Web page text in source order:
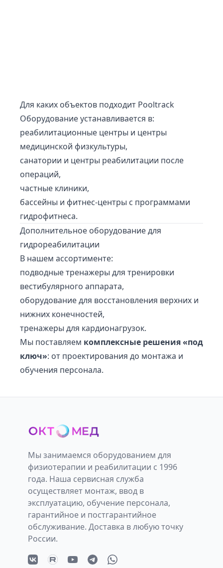
Для каких объектов подходит Pooltrack
Оборудование устанавливается в:
реабилитационные центры и центры
медицинской физкультуры,
санатории и центры реабилитации после
операций,
частные клиники,
бассейны и фитнес-центры с программами
гидрофитнеса.
Дополнительное оборудование для
гидрореабилитации
В нашем ассортименте:
подводные тренажеры для тренировки
вестибулярного аппарата,
оборудование для восстановления верхних и
нижних конечностей,
тренажеры для кардионагрузок.
Мы поставляем комплексные решения «под
ключ»: от проектирования до монтажа и
обучения персонала.
Мы занимаемся оборудованием для
физиотерапии и реабилитации с 1996
года. Наша сервисная служба
осуществляет монтаж, ввод в
эксплуатацию, обучение персонала,
гарантийное и постгарантийное
обслуживание. Доставка в любую точку
России.